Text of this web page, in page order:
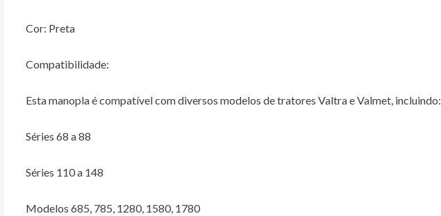
Cor: Preta
Compatibilidade:
Esta manopla é compatível com diversos modelos de tratores Valtra e Valmet, incluindo:
Séries 68 a 88
Séries 110 a 148
Modelos 685, 785, 1280, 1580, 1780